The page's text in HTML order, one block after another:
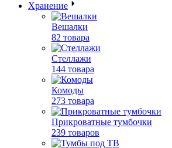
Хранение
Вешалки
82 товара
Стеллажи
144 товара
Комоды
273 товара
Прикроватные тумбочки
239 товаров